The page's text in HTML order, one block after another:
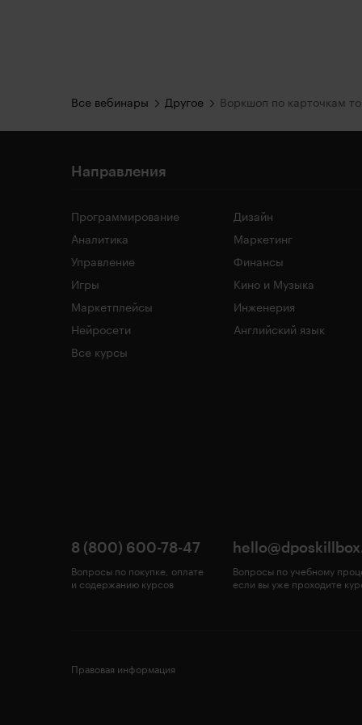
Все вебинары Другое
Направления
Программирование
Дизайн
Аналитика
Маркетинг
Управление
Финансы
Игры
Кино и Музыка
Маркетплейсы
Инженерия
Нейросети
Английский язык
Все курсы
8 (800) 600-78-47
Вопросы по покупке, оплате
и содержанию курсов
Вопросы по учебному
если вы уже проходите
Правовая информация